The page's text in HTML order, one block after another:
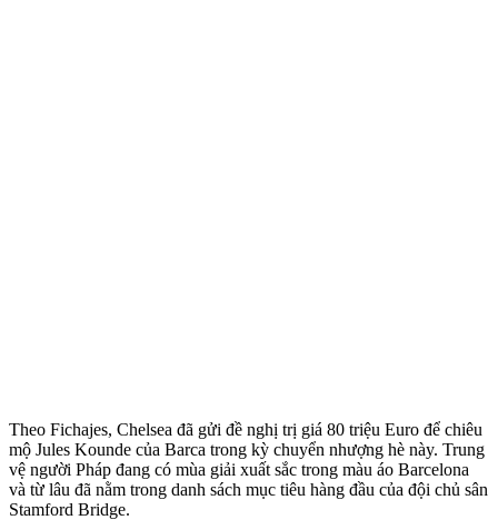
Theo Fichajes, Chelsea đã gửi đề nghị trị giá 80 triệu Euro để chiêu
mộ Jules Kounde của Barca trong kỳ chuyển nhượng hè này. Trung
vệ người Pháp đang có mùa giải xuất sắc trong màu áo Barcelona
và từ lâu đã nằm trong danh sách mục tiêu hàng đầu của đội chủ sân
Stamford Bridge.